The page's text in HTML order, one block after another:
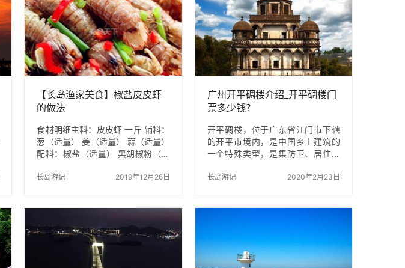
【长岛渔家美食】椒盐皮皮虾
的做法
食材明细主料：皮皮虾 一斤 辅料：
葱（适量） 姜（适量） 蒜（适量）
配料：椒盐（适量） 黑胡椒粉（适
皮虾的做法步骤：1皮皮虾放在清水
碎 椒盐皮皮虾的做法步骤：3锅中
倒入2/3满的山茶油，大火加热油温
至八成热 椒盐皮皮虾的做法步骤：
4倒入沥干水的皮皮虾 椒盐皮皮虾
的做法步骤：5油炸30s后全部捞出
长岛游记 2019年12月26日
广州开平碉楼介绍_开平碉楼门
票多少钱？
开平碉楼，位于广东省江门市下辖
的开平市境内，是中国乡土建筑的
一个特殊类型，是集防卫、居住和
建筑，其特色是中西合璧的民居，
项目在新西兰第31届世界遗产大会
上获得通过，正式列入《世界遗产
长岛游记 2020年2月23日